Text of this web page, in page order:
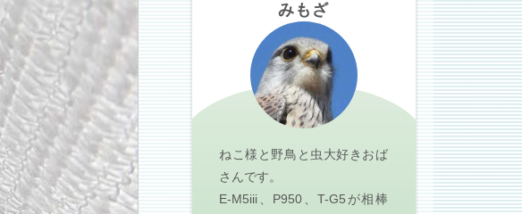
みもざ
ねこ様と野鳥と虫大好きおば
さんです。
E-M5iii、P950、T-G5が相棒